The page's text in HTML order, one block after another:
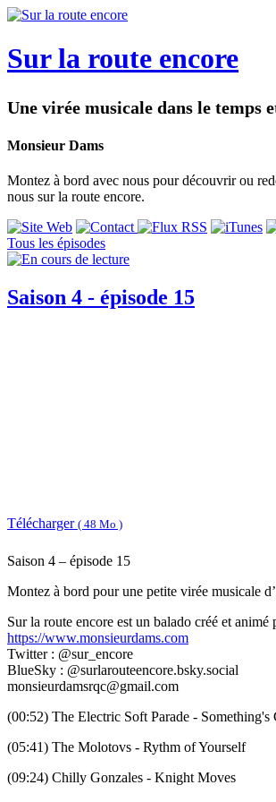
Sur la route encore
Une virée musicale dans le temps
Monsieur Dams
Montez à bord avec nous pour découvrir ou
nous sur la route encore.
Tous les épisodes
Saison 4 - épisode 15
Télécharger ( 48 Mo )
Saison 4 – épisode 15
Montez à bord pour une petite virée musicale
Sur la route encore est un balado créé et
https://www.monsieurdams.com
Twitter : @sur_encore
BlueSky : @surlarouteencore.bsky.social
monsieurdamsrqc@gmail.com
(00:52) The Electric Soft Parade - Something's
(05:41) The Molotovs - Rythm of Yourself
(09:24) Chilly Gonzales - Knight Moves